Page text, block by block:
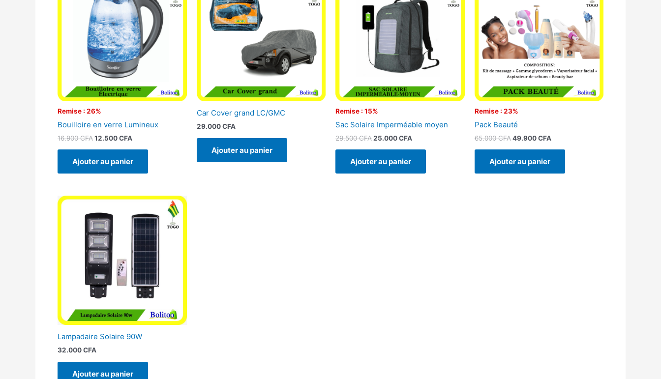
Remise : 26%
Bouilloire en verre Lumineux
16.900CFA
16.900 CFA.
12.500CFA
12.500 CFA.
Ajouter au panier
Car Cover grand LC/GMC
29.000CFA
Ajouter au panier
Remise : 15%
Sac Solaire Imperméable moyen
29.500CFA
29.500 CFA.
25.000CFA
25.000 CFA.
Ajouter au panier
Remise : 23%
Pack Beauté
65.000CFA
65.000 CFA.
49.900CFA
49.900 CFA.
Ajouter au panier
Lampadaire Solaire 90W
32.000CFA
Ajouter au panier